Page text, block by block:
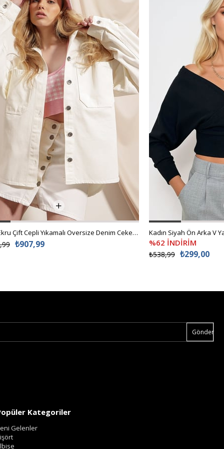
Kadın Ekru Çift Cepli Yıkamalı Oversize Denim Ceket ALC-X8152
₺907,99 %62 İNDİRİM
₺299,00
₺538,99
Gönder
Kategoriler
Gelenler